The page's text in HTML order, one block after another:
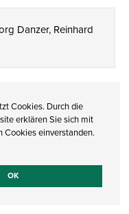
Cookies. Durch die
erklären Sie sich mit
Cookies einverstanden.
OK
Danzer, Reinhard